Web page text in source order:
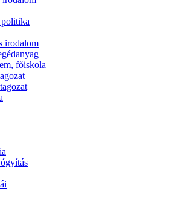
irodalom
főiskola